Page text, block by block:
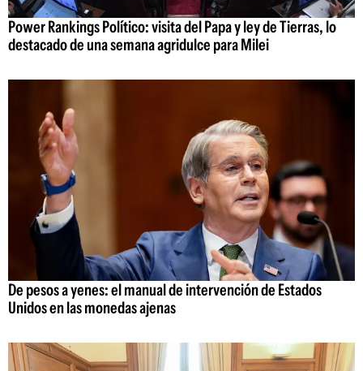
Power Rankings Político: visita del Papa y ley de Tierras, lo
destacado de una semana agridulce para Milei
De pesos a yenes: el manual de intervención de Estados
Unidos en las monedas ajenas